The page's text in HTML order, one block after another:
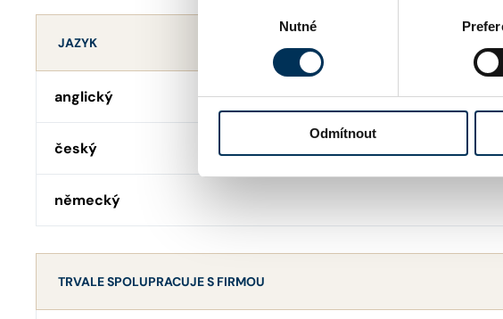
Nutné
Odmítnout
JAZYK
anglický
český
německý
TRVALE SPOLUPRACUJE S FIRMOU